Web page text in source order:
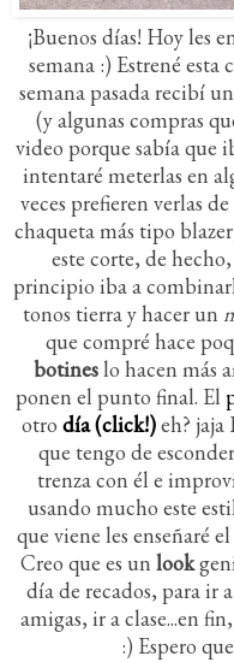
¡Buenos días! Hoy les
semana :) Estrené esta
semana pasada recibí
(y algunas compras
video porque sabía que
intentaré meterlas en
veces prefieren verlas
chaqueta más tipo
este corte, de
principio iba a
tonos tierra y hacer un
que compré hace
botineslo hacen más
ponen el punto final. El
otro día (click!)eh? jaja
que tengo de
trenza con él e
usando mucho este
que viene les enseñaré
Creo que es un look
día de recados, para ir
amigas, ir a clase...en
:) Espero